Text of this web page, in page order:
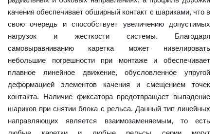
качения обеспечивает обширный контакт с шариками, что в
свою очередь и способствует увеличению допустимых
нагрузок и жесткости системы. Благодаря
самовыравниванию каретка может нивелировать
небольшие погрешности при монтаже и обеспечивает
плавное линейное движение, обусловленное упругой
деформацией элементов качения и смещением точек
контакта. Наличие фиксатора предотвращает выпадение
шариков при снятии блока с рельса. Данный тип линейных
направляющих является взаимозаменяемым, то есть